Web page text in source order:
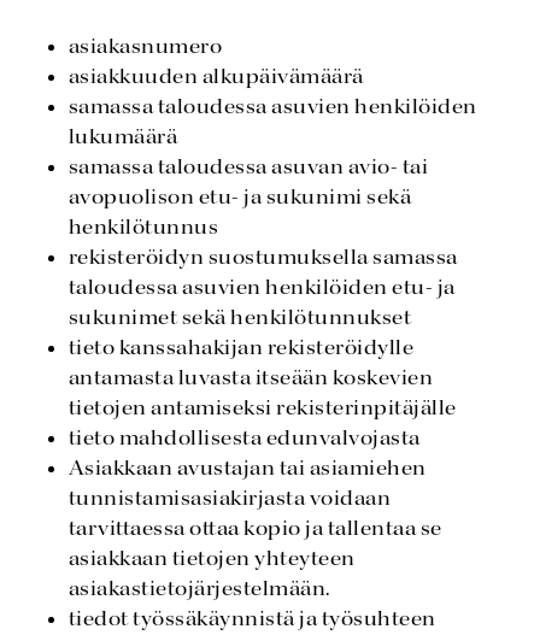
asiakasnumero
asiakkuuden alkupäivämäärä
samassa taloudessa asuvien henkilöiden
lukumäärä
samassa taloudessa asuvan avio- tai
avopuolison etu- ja sukunimi sekä
henkilötunnus
rekisteröidyn suostumuksella samassa
taloudessa asuvien henkilöiden etu- ja
sukunimet sekä henkilötunnukset
tieto kanssahakijan rekisteröidylle
antamasta luvasta itseään koskevien
tietojen antamiseksi rekisterinpitäjälle
tieto mahdollisesta edunvalvojasta
Asiakkaan avustajan tai asiamiehen
tunnistamisasiakirjasta voidaan
tarvittaessa ottaa kopio ja tallentaa se
asiakkaan tietojen yhteyteen
asiakastietojärjestelmään.
tiedot työssäkäynnistä ja työsuhteen